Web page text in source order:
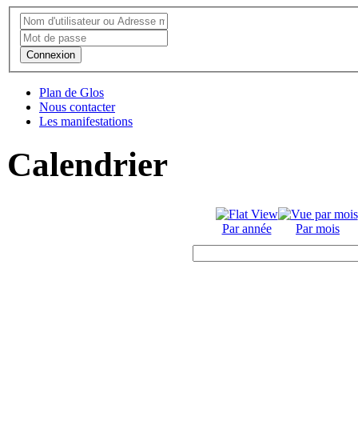
Connexion
Plan de Glos
Nous contacter
Les manifestations
Calendrier
Par année Par mois